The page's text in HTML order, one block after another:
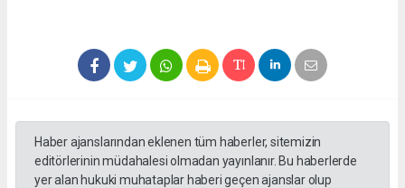
Haber ajanslarından eklenen tüm haberler, sitemizin
editörlerinin müdahalesi olmadan yayınlanır. Bu haberlerde
yer alan hukuki muhataplar haberi geçen ajanslar olup